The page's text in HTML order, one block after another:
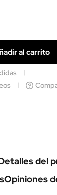
al carrito
del
Opiniones